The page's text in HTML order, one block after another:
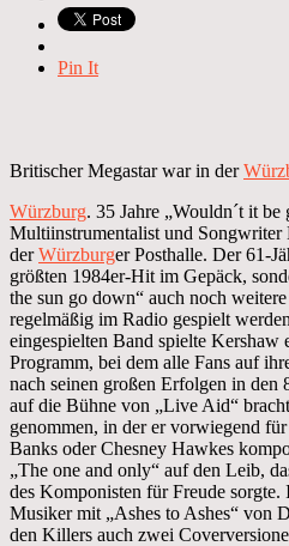
Pin It
Britischer Megastar war in der
Würzburg. 35 Jahre „Wouldn´t it
Multiinstrumentalist und
derWürzburger Posthalle. Der 61-
größten 1984er-Hit im Gepäck,
the sun go down“ auch noch
regelmäßig im Radio gespielt
eingespielten Band spielte Kershaw
Programm, bei dem alle Fans auf
nach seinen großen Erfolgen in den
auf die Bühne von „Live Aid“
genommen, in der er vorwiegend
Banks oder Chesney Hawkes
„The one and only“ auf den Leib,
des Komponisten für Freude sorgte.
Musiker mit „Ashes to Ashes“ von
den Killers auch zwei